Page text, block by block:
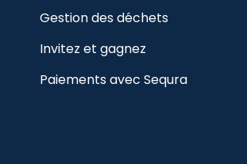
Gestion des déchets
Invitez et gagnez
Paiements avec Sequra